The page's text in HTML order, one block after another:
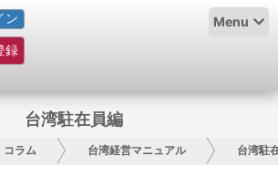
ン
録
Menu
台湾駐在員編
コラム 台湾経営マニュアル 台湾駐